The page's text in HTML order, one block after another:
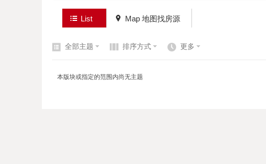
List Map 地图找房源
全部主题 排序方式 更多
本版块或指定的范围内尚无主题